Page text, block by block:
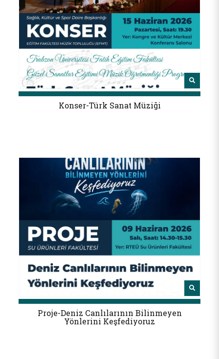
Konser-Türk Sanat Müziği
Proje-Deniz Canlılarının Bilinmeyen
Yönlerini Keşfediyoruz